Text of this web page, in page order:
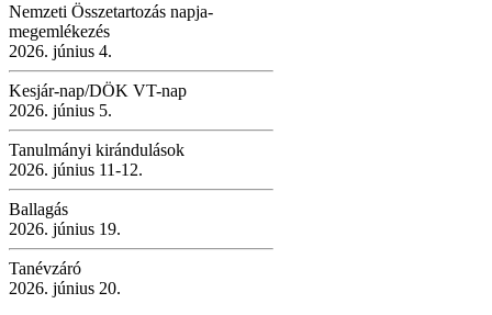
Nemzeti Összetartozás napja-
megemlékezés
2026. június 4.
Kesjár-nap/DÖK VT-nap
2026. június 5.
Tanulmányi kirándulások
2026. június 11-12.
Ballagás
2026. június 19.
Tanévzáró
2026. június 20.